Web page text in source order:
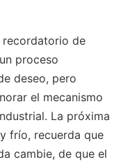
recordatorio de
proceso
deseo, pero
el mecanismo
La próxima
frío, recuerda que
cambie, de que el